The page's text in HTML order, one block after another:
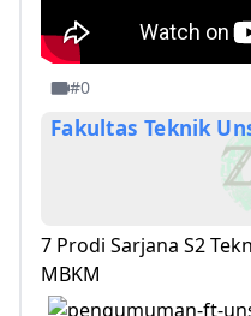
#0
Fakultas Teknik
7 Prodi Sarjana S2
MBKM